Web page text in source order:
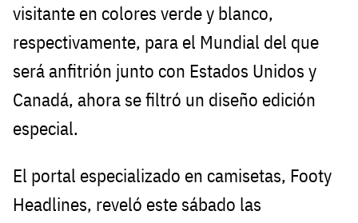
visitante en colores verde y blanco,
respectivamente, para el Mundial del que
será anfitrión junto con Estados Unidos y
Canadá, ahora se filtró un diseño edición
especial.
​​​El portal especializado en camisetas, Footy
Headlines, reveló este sábado las